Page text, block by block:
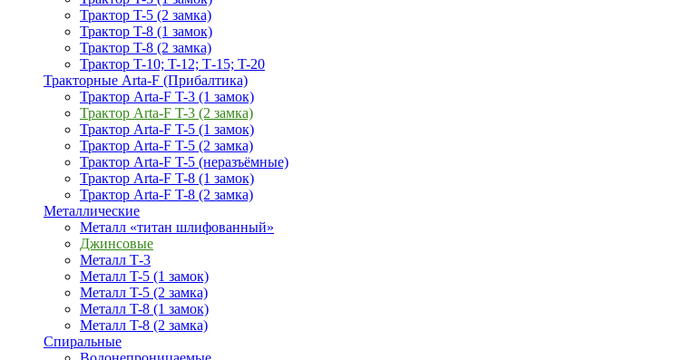
Трактор T-5 (2 замка)
Трактор T-8 (1 замок)
Трактор T-8 (2 замка)
Трактор T-10; T-12; Т-15; T-20
Тракторные Arta-F (Прибалтика)
Трактор Arta-F T-3 (1 замок)
Трактор Arta-F T-3 (2 замка)
Трактор Arta-F T-5 (1 замок)
Трактор Arta-F T-5 (2 замка)
Трактор Arta-F T-5 (неразъёмные)
Трактор Arta-F T-8 (1 замок)
Трактор Arta-F T-8 (2 замка)
Металлические
Металл «титан шлифованный»
Джинсовые
Металл Т-3
Металл T-5 (1 замок)
Металл T-5 (2 замка)
Металл T-8 (1 замок)
Металл T-8 (2 замка)
Спиральные